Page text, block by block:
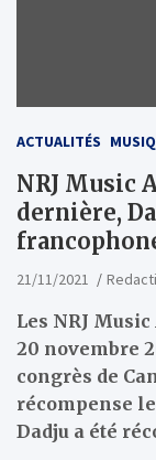
ACTUALITÉS
NRJ Music
dernière,
21/11/2021
Les NRJ
20 novembre
congrès de
récompense
Dadju a été